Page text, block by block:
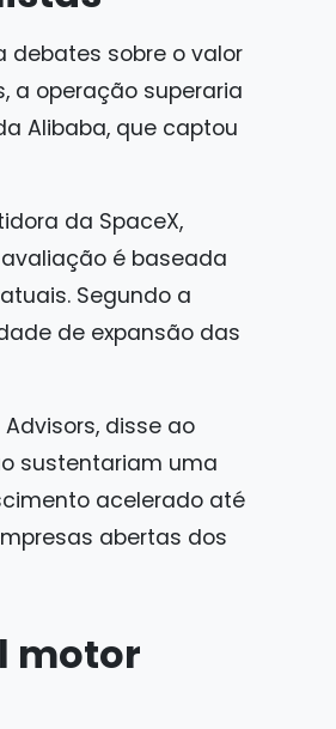
sobre o valor
a operação superaria
Alibaba, que captou
da SpaceX,
é baseada
Segundo a
de expansão das
disse ao
sustentariam uma
acelerado até
abertas dos
motor